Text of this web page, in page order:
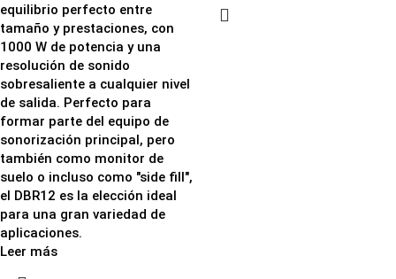
equilibrio perfecto entre
tamaño y prestaciones, con
1000 W de potencia y una
resolución de sonido
sobresaliente a cualquier nivel
de salida. Perfecto para
formar parte del equipo de
sonorización principal, pero
también como monitor de
suelo o incluso como "side fill",
el DBR12 es la elección ideal
para una gran variedad de
aplicaciones.
Leer más